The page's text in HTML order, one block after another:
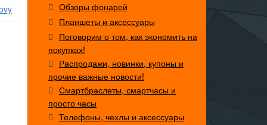
Обзоры фонарей
Планшеты и аксессуары
Поговорим о том, как экономить на
покупках!
Распродажи, новинки, купоны и
прочие важные новости!
Смартбраслеты, смартчасы и
просто часы
Телефоны, чехлы и аксессуары